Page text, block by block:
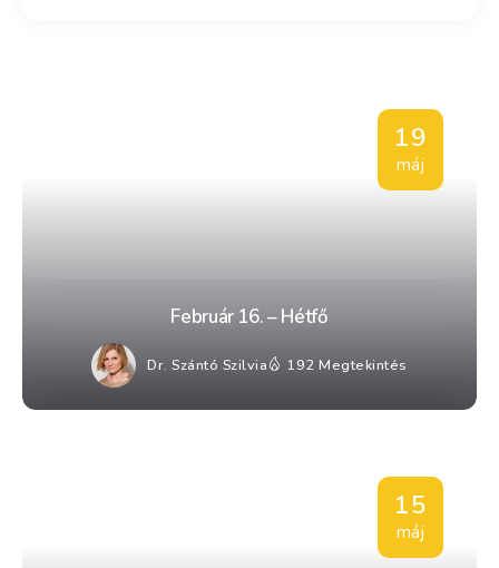
Február 16. – Hétfő
Dr. Szántó Szilvia 192 Megtekintés
19
máj
15
máj